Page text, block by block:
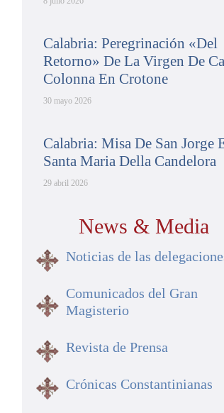
Calabria: Peregrinación «del
Retorno» De La Virgen De
Colonna En Crotone
30 mayo 2026
Calabria: Misa De San Jorge
Santa Maria Della Candelora
29 abril 2026
News & Media
Noticias de las
Comunicados del Gran
Magisterio
Revista de Prensa
Crónicas Constantinianas